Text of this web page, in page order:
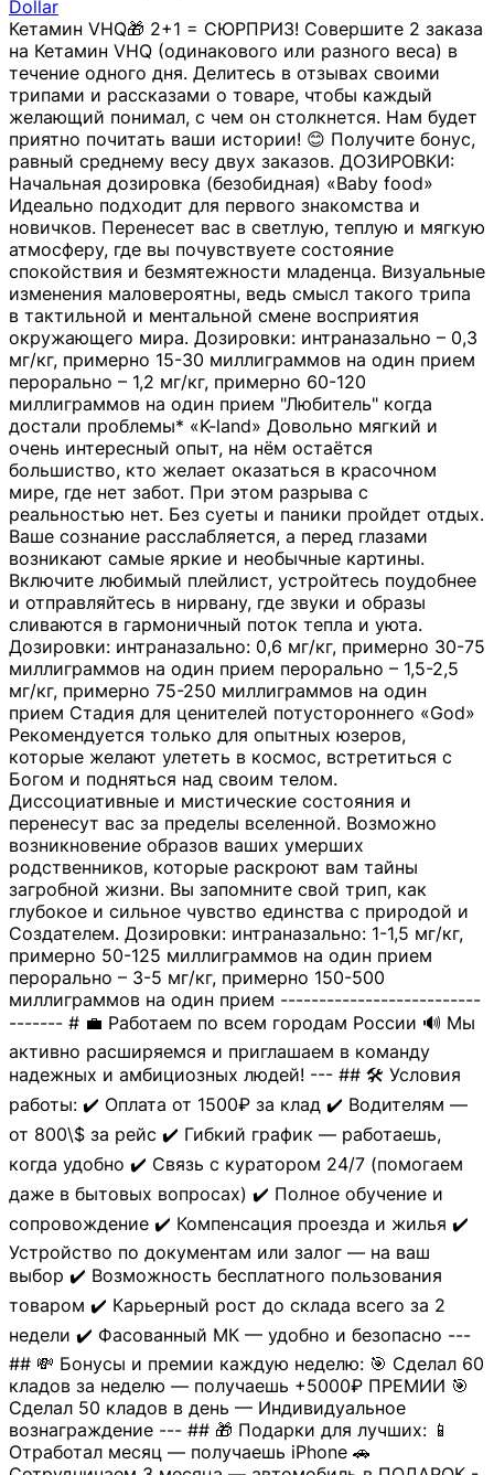
Dollar
Кетамин VHQ🎁 2+1 = СЮРПРИЗ! Совершите 2 заказа
на Кетамин VHQ (одинакового или разного веса) в
течение одного дня. Делитесь в отзывах своими
трипами и рассказами о товаре, чтобы каждый
желающий понимал, с чем он столкнется. Нам будет
приятно почитать ваши истории! 😊 Получите бонус,
равный среднему весу двух заказов. ДОЗИРОВКИ:
Начальная дозировка (безобидная) «Baby food»
Идеально подходит для первого знакомства и
новичков. Перенесет вас в светлую, теплую и мягкую
атмосферу, где вы почувствуете состояние
спокойствия и безмятежности младенца. Визуальные
изменения маловероятны, ведь смысл такого трипа
в тактильной и ментальной смене восприятия
окружающего мира. Дозировки: интраназально – 0,3
мг/кг, примерно 15-30 миллиграммов на один прием
перорально – 1,2 мг/кг, примерно 60-120
миллиграммов на один прием "Любитель" когда
достали проблемы* «K-land» Довольно мягкий и
очень интересный опыт, на нём остаётся
большиство, кто желает оказаться в красочном
мире, где нет забот. При этом разрыва с
реальностью нет. Без суеты и паники пройдет отдых.
Ваше сознание расслабляется, а перед глазами
возникают самые яркие и необычные картины.
Включите любимый плейлист, устройтесь поудобнее
и отправляйтесь в нирвану, где звуки и образы
сливаются в гармоничный поток тепла и уюта.
Дозировки: интраназально: 0,6 мг/кг, примерно 30-75
миллиграммов на один прием перорально – 1,5-2,5
мг/кг, примерно 75-250 миллиграммов на один
прием Стадия для ценителей потустороннего «God»
Рекомендуется только для опытных юзеров,
которые желают улететь в космос, встретиться с
Богом и подняться над своим телом.
Диссоциативные и мистические состояния и
перенесут вас за пределы вселенной. Возможно
возникновение образов ваших умерших
родственников, которые раскроют вам тайны
загробной жизни. Вы запомните свой трип, как
глубокое и сильное чувство единства с природой и
Создателем. Дозировки: интраназально: 1-1,5 мг/кг,
примерно 50-125 миллиграммов на один прием
перорально – 3-5 мг/кг, примерно 150-500
миллиграммов на один прием --------------------------
------- # 💼 Работаем по всем городам России 🔊 Мы
активно расширяемся и приглашаем в команду
надежных и амбициозных людей! --- ## 🛠 Условия
работы: ✔️ Оплата от 1500₽ за клад ✔️ Водителям —
от 800\$ за рейс ✔️ Гибкий график — работаешь,
когда удобно ✔️ Связь с куратором 24/7 (помогаем
даже в бытовых вопросах) ✔️ Полное обучение и
сопровождение ✔️ Компенсация проезда и жилья ✔️
Устройство по документам или залог — на ваш
выбор ✔️ Возможность бесплатного пользования
товаром ✔️ Карьерный рост до склада всего за 2
недели ✔️ Фасованный МК — удобно и безопасно ---
## 💸 Бонусы и премии каждую неделю: 🎯 Сделал 60
кладов за неделю — получаешь +5000₽ ПРЕМИИ 🎯
Сделал 50 кладов в день — Индивидуальное
вознаграждение --- ## 🎁 Подарки для лучших: 📱
Отработал месяц — получаешь iPhone 🚗